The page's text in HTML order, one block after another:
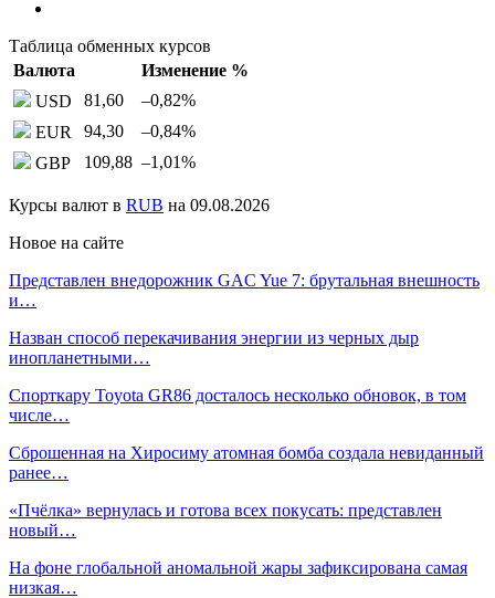
Таблица обменных курсов
Валюта
Изменение %
USD
81,60 –0,82%
EUR
94,30 –0,84%
GBP
109,88 –1,01%
Курсы валют в RUB на 09.08.2026
Новое на сайте
Представлен внедорожник GAC Yue 7: брутальная внешность
и…
Назван способ перекачивания энергии из черных дыр
инопланетными…
Спорткару Toyota GR86 досталось несколько обновок, в том
числе…
Сброшенная на Хиросиму атомная бомба создала невиданный
ранее…
«Пчёлка» вернулась и готова всех покусать: представлен
новый…
На фоне глобальной аномальной жары зафиксирована самая
низкая…